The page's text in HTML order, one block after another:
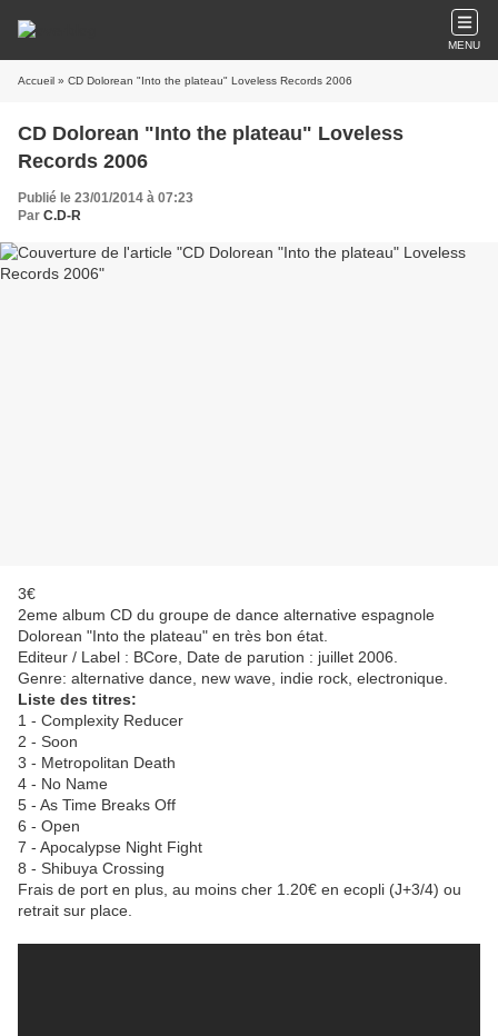
MENU
Accueil » CD Dolorean "Into the plateau" Loveless Records 2006
CD Dolorean "Into the plateau" Loveless
Records 2006
Publié le 23/01/2014 à 07:23
Par C.D-R
3€
2eme album CD du groupe de dance alternative espagnole
Dolorean "Into the plateau" en très bon état.
Editeur / Label : BCore, Date de parution : juillet 2006.
Genre: alternative dance, new wave, indie rock, electronique.
Liste des titres:
1 - Complexity Reducer
2 - Soon
3 - Metropolitan Death
4 - No Name
5 - As Time Breaks Off
6 - Open
7 - Apocalypse Night Fight
8 - Shibuya Crossing
Frais de port en plus, au moins cher 1.20€ en ecopli (J+3/4) ou
retrait sur place.